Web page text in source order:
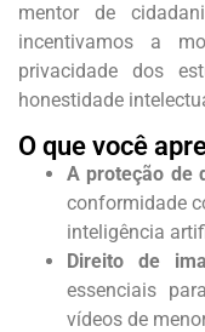
mentor de
incentivamos a
privacidade dos
honestidade
O que você
A proteção de
conformidade
inteligência
Direito de
essenciais
vídeos de